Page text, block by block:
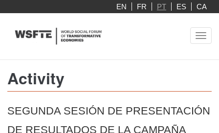
main
EN FR PT ES CA
Activity
SEGUNDA SESIÓN DE PRESENTACIÓN
DE RESULTADOS DE LA CAMPAÑA